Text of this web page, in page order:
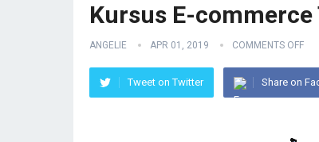
Kursus E-
ANGELIE APR 01, 2019 COMMENTS OFF
Tweet on Twitter Share on